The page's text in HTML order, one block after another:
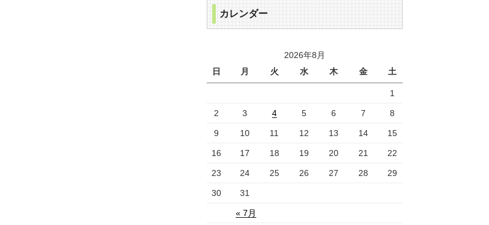
カレンダー
2026年8月
日
月 火 水 木 金 土
« 7月
1
2 3 4 5 6 7 8
9 10 11 12 13 14 15
16 17 18 19 20 21 22
23 24 25 26 27 28 29
30 31